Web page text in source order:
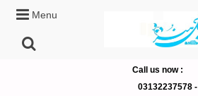
Menu
Call us now :
03132237578 -